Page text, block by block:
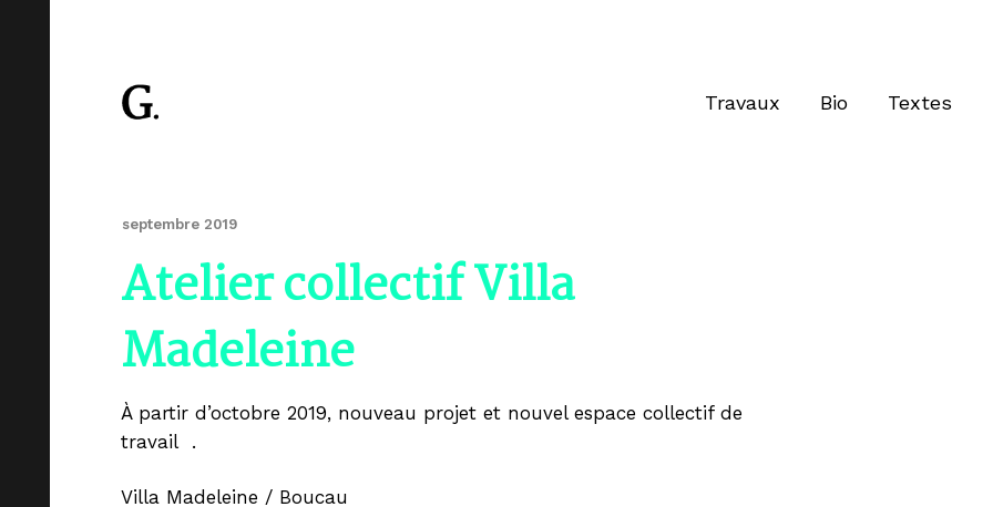
Travaux Bio Textes
septembre 2019
Atelier collectif Villa
Madeleine
À partir d’octobre 2019, nouveau projet et nouvel espace collectif de
travail .
Villa Madeleine / Boucau